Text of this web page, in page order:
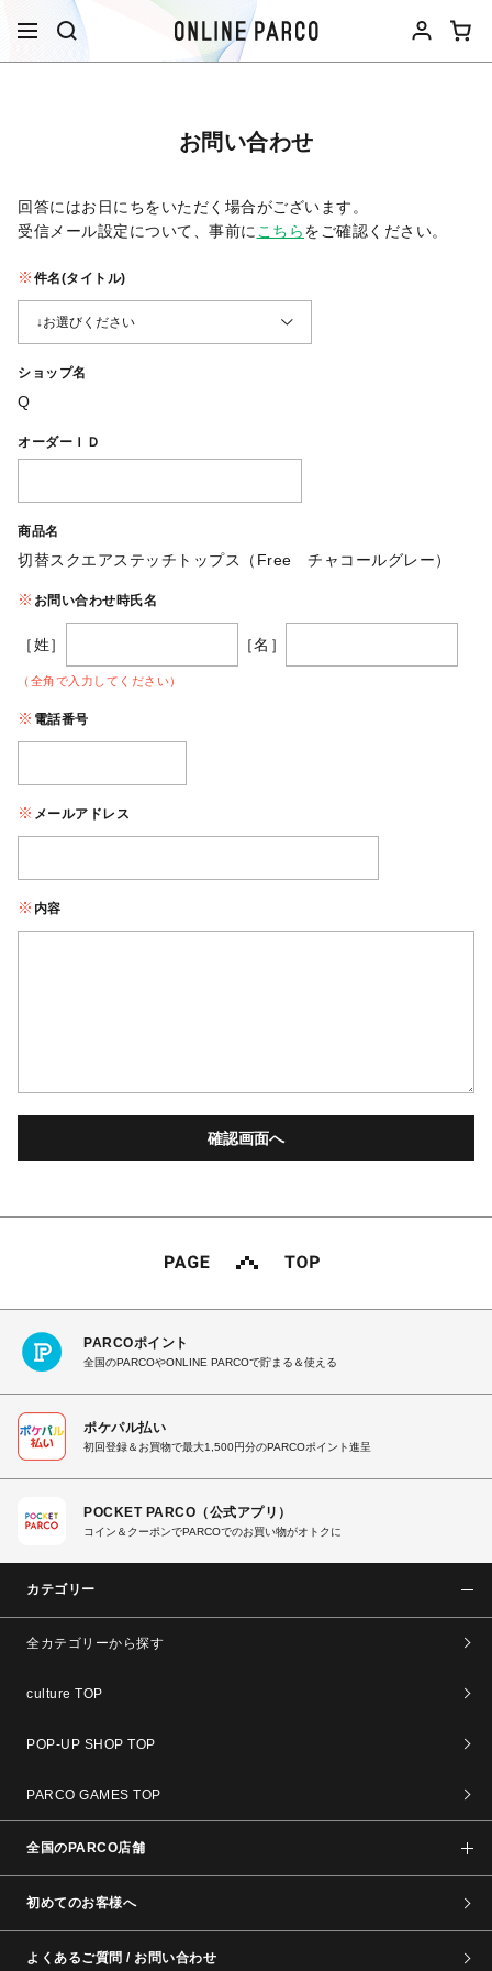
お問い合わせ
回答にはお日にちをいただく場合がございます。
受信メール設定について、事前に こちらをご確認ください。​
件名(タイトル)
ショップ名
Q
オーダーＩＤ
商品名
切替スクエアステッチトップス（Free チャコールグレー）
お問い合わせ時氏名
［姓］ ［名］
（全角で入力してください）
電話番号
メールアドレス
内容
PARCOポイント
全国のPARCOやONLINE PARCOで貯まる＆使える
ポケパル払い
初回登録＆お買物で最大1,500円分のPARCOポイント進呈
POCKET PARCO（公式アプリ）
コイン＆クーポンでPARCOでのお買い物がオトクに
カテゴリー
全カテゴリーから探す
culture TOP
POP-UP SHOP TOP
PARCO GAMES TOP
全国のPARCO店舗
初めてのお客様へ
よくあるご質問 / お問い合わせ